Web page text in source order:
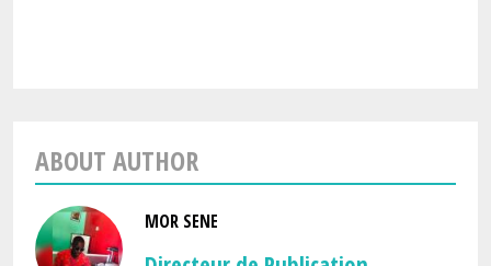
ABOUT AUTHOR
MOR SENE